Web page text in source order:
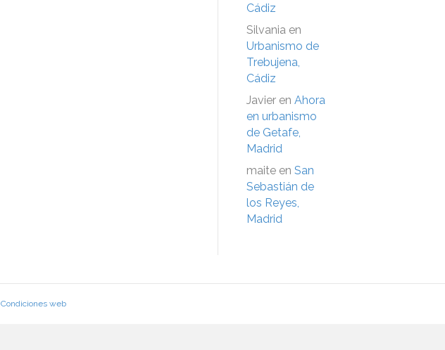
Cádiz
Silvania en
Urbanismo de
Trebujena,
Cádiz
Javier en Ahora
en urbanismo
de Getafe,
Madrid
maite en San
Sebastián de
los Reyes,
Madrid
Condiciones web